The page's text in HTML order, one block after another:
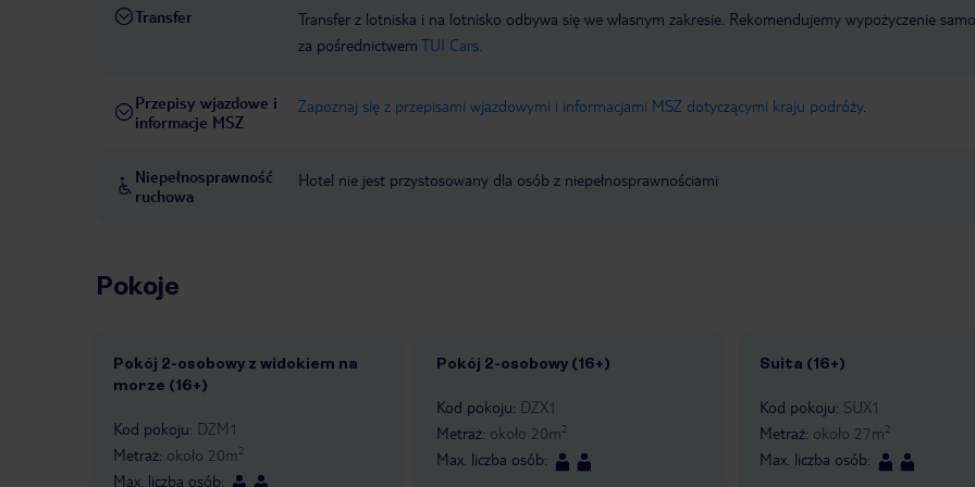
Transfer
Transfer z lotniska i na lotnisko odbywa się we własnym zakresie. Rekomendujemy wypożyczenie
za pośrednictwem TUI Cars.
Przepisy wjazdowe i
informacje MSZ
Zapoznaj się z przepisami wjazdowymi i informacjami MSZ dotyczącymi kraju podróży.
Niepełnosprawność
ruchowa
Hotel nie jest przystosowany dla osób z niepełnosprawnościami
Pokoje
Pokój 2-osobowy z widokiem na
morze (16+)
Kod pokoju: DZM1
Metraż: około 20m2
Max. liczba osób:
Pokój 2-osobowy (16+)
Kod pokoju: DZX1
Metraż: około 20m2
Max. liczba osób:
Suita (16+)
Kod pokoju: SUX1
Metraż: około 27m2
Max. liczba osób: